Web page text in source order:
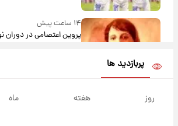
۱۴ ساعت پیش
پروین اعتصامی در دوران
هسته‌ای در آسمان ظاهر شد
پربازدید ها
روز هفته ماه